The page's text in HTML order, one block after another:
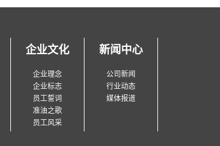
企业文化
企业理念
企业标志
员工誓词
准油之歌
员工风采
新闻中心
公司新闻
行业动态
媒体报道